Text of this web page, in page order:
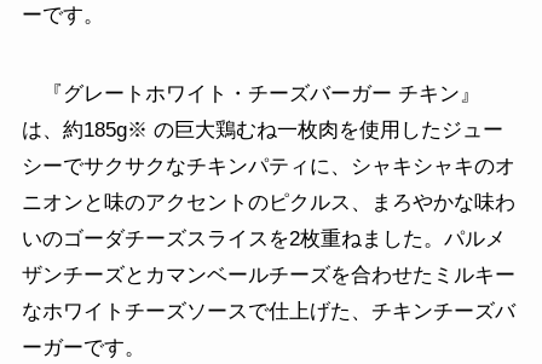
ーです。
『グレートホワイト・チーズバーガー チキン』
は、約185g※ の巨大鶏むね一枚肉を使用したジュー
シーでサクサクなチキンパティに、シャキシャキのオ
ニオンと味のアクセントのピクルス、まろやかな味わ
いのゴーダチーズスライスを2枚重ねました。パルメ
ザンチーズとカマンベールチーズを合わせたミルキー
なホワイトチーズソースで仕上げた、チキンチーズバ
ーガーです。